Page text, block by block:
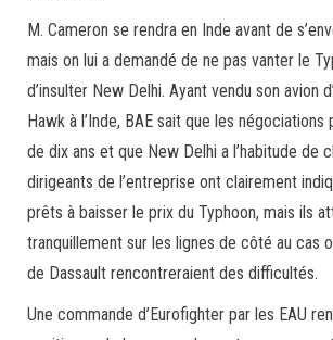
M. Cameron se rendra en Inde avant de
mais on lui a demandé de ne pas vanter le
d’insulter New Delhi. Ayant vendu son avion
Hawk à l’Inde, BAE sait que les négociations
de dix ans et que New Delhi a l’habitude de
dirigeants de l’entreprise ont clairement
prêts à baisser le prix du Typhoon, mais ils
tranquillement sur les lignes de côté au cas
de Dassault rencontreraient des difficultés.
Une commande d’Eurofighter par les EAU